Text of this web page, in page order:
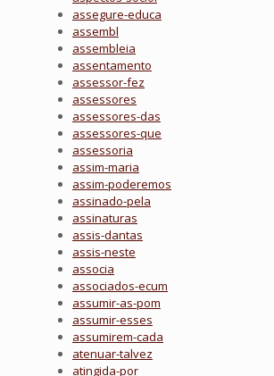
assegure-educa
assembl
assembleia
assentamento
assessor-fez
assessores
assessores-das
assessores-que
assessoria
assim-maria
assim-poderemos
assinado-pela
assinaturas
assis-dantas
assis-neste
associa
associados-ecum
assumir-as-pom
assumir-esses
assumirem-cada
atenuar-talvez
atingida-por